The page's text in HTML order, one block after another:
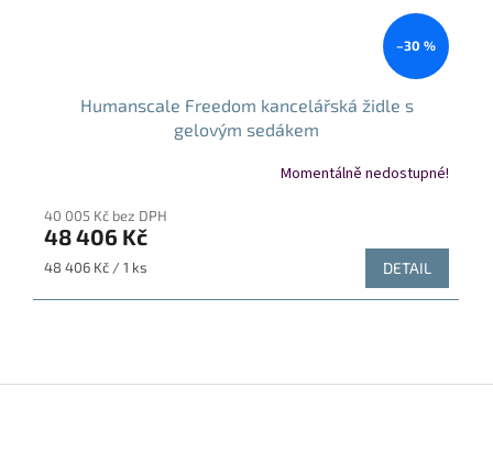
–30 %
Humanscale Freedom kancelářská židle s
gelovým sedákem
Momentálně nedostupné!
40 005 Kč bez DPH
48 406 Kč
Měrná
48 406 Kč / 1 ks DETAIL